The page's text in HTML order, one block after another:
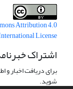
Attribution 4.0
License
اشتراک
برای دریافت اخبار
شوید.